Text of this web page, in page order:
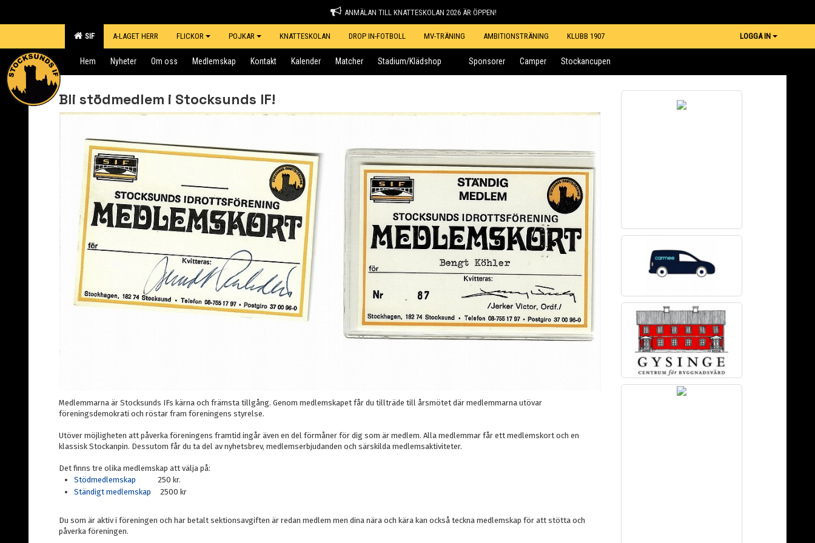
ANMÄLAN TILL KNATTESKOLAN 2026 ÄR ÖPPEN!
SIF A-LAGET HERR FLICKOR POJKAR KNATTESKOLAN DROP IN-FOTBOLL MV-TRÄNING AMBITIONSTRÄNING KLUBB 1907 LOGGA IN
Hem Nyheter Om oss Medlemskap Kontakt Kalender Matcher Stadium/Klädshop Sponsorer Camper Stockancupen
Bli stödmedlem i Stocksunds IF!
Medlemmarna är Stocksunds IFs kärna och främsta tillgång. Genom medlemskapet får du tillträde till årsmötet där medlemmarna utövar
föreningsdemokrati och röstar fram föreningens styrelse.
Utöver möjligheten att påverka föreningens framtid ingår även en del förmåner för dig som är medlem. Alla medlemmar får ett medlemskort och en
klassisk Stockanpin. Dessutom får du ta del av nyhetsbrev, medlemserbjudanden och särskilda medlemsaktiviteter.
Det finns tre olika medlemskap att välja på:
Stödmedlemskap 250 kr.
Ständigt medlemskap 2500 kr
Du som är aktiv i föreningen och har betalt sektionsavgiften är redan medlem men dina nära och kära kan också teckna medlemskap för att stötta och
påverka föreningen.